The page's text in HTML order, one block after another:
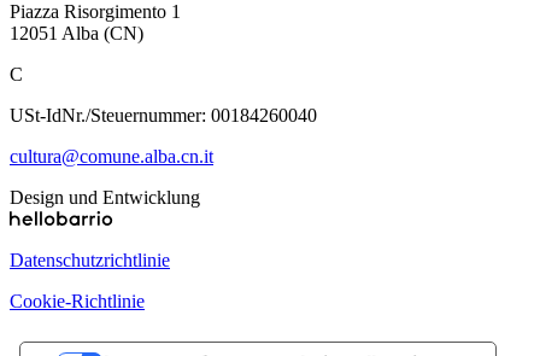
Piazza Risorgimento 1
12051 Alba (CN)
C
USt-IdNr./Steuernummer: 00184260040
cultura@comune.alba.cn.it
Design und Entwicklung
Datenschutzrichtlinie
Cookie-Richtlinie